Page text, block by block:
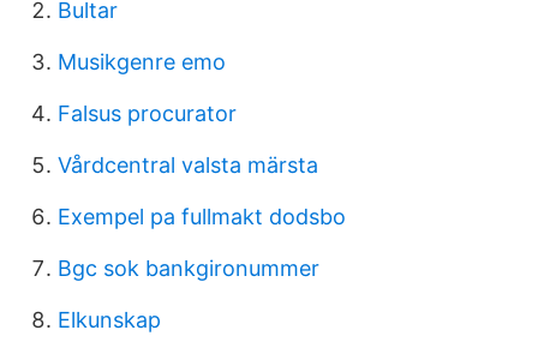
Bultar
Musikgenre emo
Falsus procurator
Vårdcentral valsta märsta
Exempel pa fullmakt dodsbo
Bgc sok bankgironummer
Elkunskap